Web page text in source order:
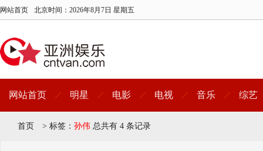
网站首页 北京时间： 2026年8月7日 星期五
网站首页 明星 电影 电视 音乐 综艺
首页 > 标签： 孙伟 总共有 4 条记录